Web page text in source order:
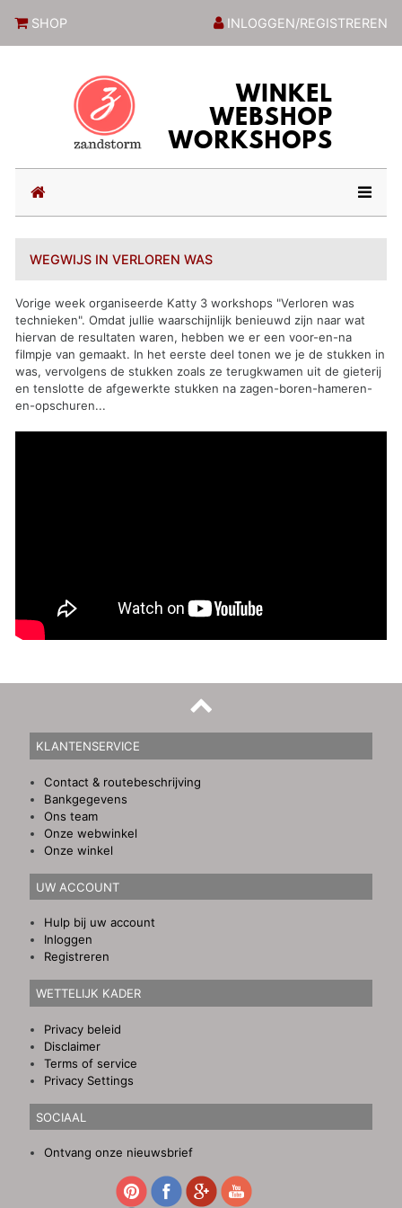
SHOP INLOGGEN/REGISTREREN
(current)
WEGWIJS IN VERLOREN WAS
Vorige week organiseerde Katty 3 workshops "Verloren was
technieken". Omdat jullie waarschijnlijk benieuwd zijn naar wat
hiervan de resultaten waren, hebben we er een voor-en-na
filmpje van gemaakt. In het eerste deel tonen we je de stukken in
was, vervolgens de stukken zoals ze terugkwamen uit de gieterij
en tenslotte de afgewerkte stukken na zagen-boren-hameren-
en-opschuren...
KLANTENSERVICE
Contact & routebeschrijving
Bankgegevens
Ons team
Onze webwinkel
Onze winkel
UW ACCOUNT
Hulp bij uw account
Inloggen
Registreren
WETTELIJK KADER
Privacy beleid
Disclaimer
Terms of service
Privacy Settings
SOCIAAL
Ontvang onze nieuwsbrief